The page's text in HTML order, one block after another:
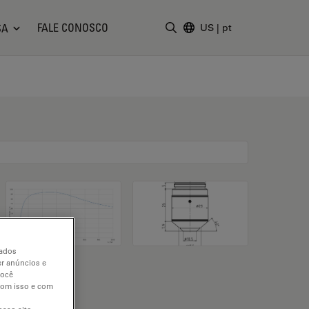
FALE CONOSCO US | pt
anúncios e
isso e com